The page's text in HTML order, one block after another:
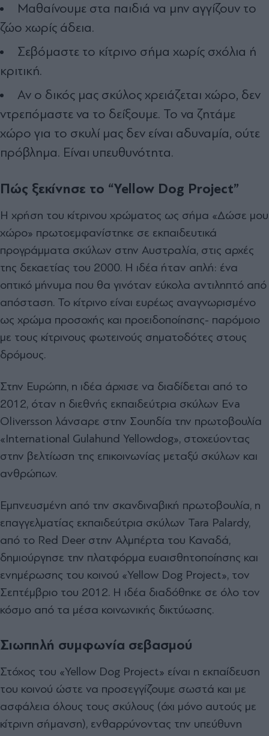
Μαθαίνουμε στα παιδιά να μην αγγίζουν το
ζώο χωρίς άδεια.
Σεβόμαστε το κίτρινο σήμα χωρίς σχόλια ή
κριτική.
Αν ο δικός μας σκύλος χρειάζεται χώρο, δεν
ντρεπόμαστε να το δείξουμε. Το να ζητάμε
χώρο για το σκυλί μας δεν είναι αδυναμία, ούτε
πρόβλημα. Είναι υπευθυνότητα.
Πώς ξεκίνησε το “Yellow Dog Project”
Η χρήση του κίτρινου χρώματος ως σήμα «Δώσε μου
χώρο» πρωτοεμφανίστηκε σε εκπαιδευτικά
προγράμματα σκύλων στην Αυστραλία, στις αρχές
της δεκαετίας του 2000. Η ιδέα ήταν απλή: ένα
οπτικό μήνυμα που θα γινόταν εύκολα αντιληπτό από
απόσταση. Το κίτρινο είναι ευρέως αναγνωρισμένο
ως χρώμα προσοχής και προειδοποίησης- παρόμοιο
με τους κίτρινους φωτεινούς σηματοδότες στους
δρόμους.
Στην Ευρώπη, η ιδέα άρχισε να διαδίδεται από το
2012, όταν η διεθνής εκπαιδεύτρια σκύλων Eva
Oliversson λάνσαρε στην Σουηδία την πρωτοβουλία
«International Gulahund Yellowdog», στοχεύοντας
στην βελτίωση της επικοινωνίας μεταξύ σκύλων και
ανθρώπων.
Εμπνευσμένη από την σκανδιναβική πρωτοβουλία, η
επαγγελματίας εκπαιδεύτρια σκύλων Tara Palardy,
από το Red Deer στην Αλμπέρτα του Καναδά,
δημιούργησε την πλατφόρμα ευαισθητοποίησης και
ενημέρωσης του κοινού «Yellow Dog Project», τον
Σεπτέμβριο του 2012. Η ιδέα διαδόθηκε σε όλο τον
κόσμο από τα μέσα κοινωνικής δικτύωσης.
Σιωπηλή συμφωνία σεβασμού
Στόχος του «Yellow Dog Project» είναι η εκπαίδευση
του κοινού ώστε να προσεγγίζουμε σωστά και με
ασφάλεια όλους τους σκύλους (όχι μόνο αυτούς με
κίτρινη σήμανση), ενθαρρύνοντας την υπεύθυνη